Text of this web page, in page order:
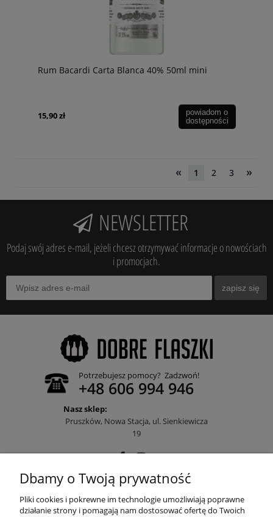
Rum Bacardi Carta Blanca 40% 50ml mini
15,90 zł
powiadom o
dostępności
« 1 2 3 »
NEWSLETTER
Podaj swój adres e-mail, jeżeli chcesz otrzymywać informacje o nowościach
i promocjach.
zapisz się
Potrzebujesz pomocy? Zadzwoń!
+48 606 994 946
Nasz sklep:
Pruszków, Nowa Stacja, ul. Sienkiewicza
19
POMOC
Dbamy o Twoją prywatność
Pliki cookies i pokrewne im technologie umożliwiają poprawne
działanie strony i pomagają nam dostosować ofertę do Twoich